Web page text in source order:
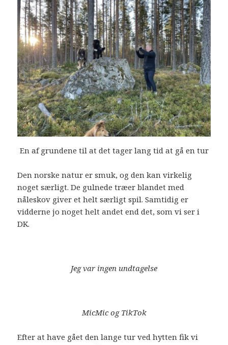
En af grundene til at det tager lang tid at gå en tur
Den norske natur er smuk, og den kan virkelig
noget særligt. De gulnede træer blandet med
nåleskov giver et helt særligt spil. Samtidig er
vidderne jo noget helt andet end det, som vi ser i
DK.
Jeg var ingen undtagelse
MicMic og TikTok
Efter at have gået den lange tur ved hytten fik vi